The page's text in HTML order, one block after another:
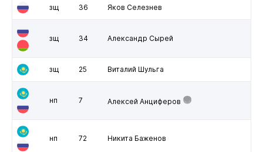
зщ 36 Яков Селезнев
зщ 34 Александр Сырей
зщ 25 Виталий Шульга
нп 7 Алексей Анциферов
нп 72 Никита Баженов